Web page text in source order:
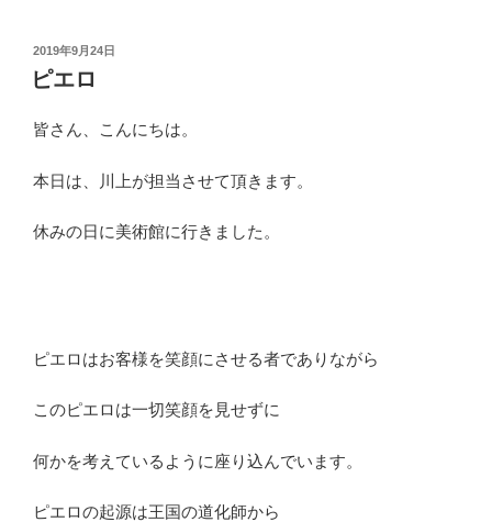
投
稿
日:
2019年9月24日
ピエロ
皆さん、こんにちは。
本日は、川上が担当させて頂きます。
休みの日に美術館に行きました。
ピエロはお客様を笑顔にさせる者でありながら
このピエロは一切笑顔を見せずに
何かを考えているように座り込んでいます。
ピエロの起源は王国の道化師から